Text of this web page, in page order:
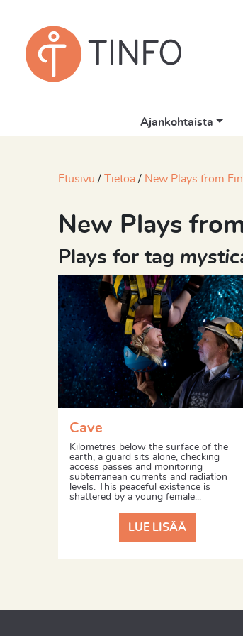
Ajankohtaista
Etusivu Tietoa New Plays from
New Plays
Plays for tag
Cave
Kilometres below the surface of the
earth, a guard sits alone, checking
access passes and monitoring
subterranean currents and radiation
levels. This peaceful existence is
shattered by a young female...
LUE LISÄÄ